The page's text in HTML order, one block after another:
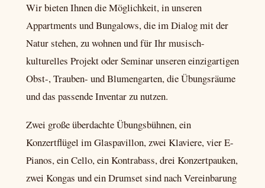
Wir bieten Ihnen die Möglichkeit, in unseren
Appartments und Bungalows, die im Dialog mit der
Natur stehen, zu wohnen und für Ihr musisch-
kulturelles Projekt oder Seminar unseren einzigartigen
Obst-, Trauben- und Blumengarten, die Übungsräume
und das passende Inventar zu nutzen.
Zwei große überdachte Übungsbühnen, ein
Konzertflügel im Glaspavillon, zwei Klaviere, vier E-
Pianos, ein Cello, ein Kontrabass, drei Konzertpauken,
zwei Kongas und ein Drumset sind nach Vereinbarung